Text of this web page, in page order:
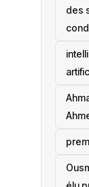
des